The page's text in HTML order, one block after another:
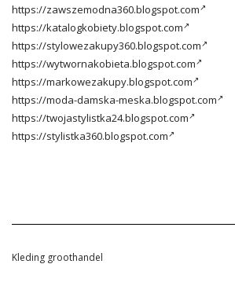
https://zawszemodna360.blogspot.com
https://katalogkobiety.blogspot.com
https://stylowezakupy360.blogspot.com
https://wytwornakobieta.blogspot.com
https://markowezakupy.blogspot.com
https://moda-damska-meska.blogspot.com
https://twojastylistka24.blogspot.com
https://stylistka360.blogspot.com
Kleding groothandel